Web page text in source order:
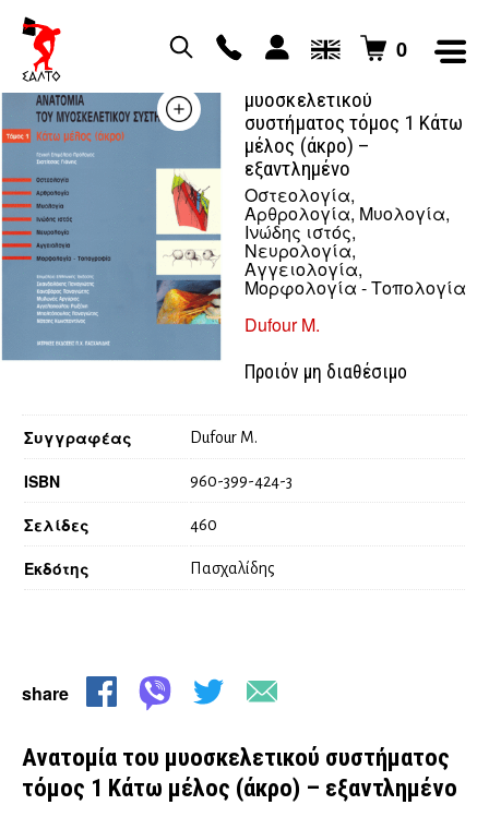
0
μυοσκελετικού
συστήματος τόμος 1 Κάτω
μέλος (άκρο) –
εξαντλημένο
Οστεολογία,
Αρθρολογία, Μυολογία,
Ινώδης ιστός,
Νευρολογία,
Αγγειολογία,
Μορφολογία - Τοπολογία
Dufour M.
Προιόν μη διαθέσιμο
Συγγραφέας Dufour M.
ISBN 960-399-424-3
Σελίδες 460
Εκδότης Πασχαλίδης
share
Ανατομία του μυοσκελετικού συστήματος
τόμος 1 Κάτω μέλος (άκρο) – εξαντλημένο